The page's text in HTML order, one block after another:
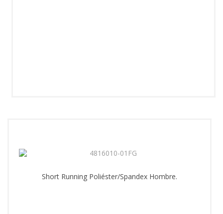
Short Running Poliéster/Spandex Hombre.